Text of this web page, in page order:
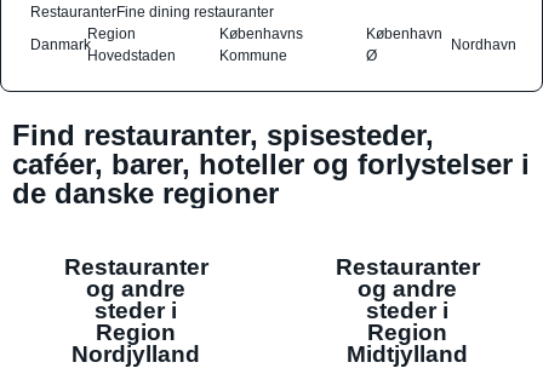
RestauranterFine dining restauranter
Danmark
Region
Hovedstaden
Københavns
Kommune
København
Ø
Nordhavn
Find restauranter, spisesteder,
caféer, barer, hoteller og forlystelser i
de danske regioner
Restauranter
og andre
steder i
Region
Nordjylland
Restauranter
og andre
steder i
Region
Midtjylland